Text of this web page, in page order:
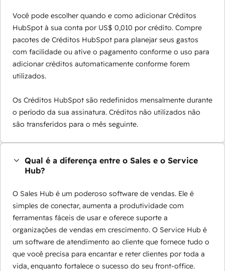
Você pode escolher quando e como adicionar Créditos
HubSpot à sua conta por US$ 0,010 por crédito. Compre
pacotes de Créditos HubSpot para planejar seus gastos
com facilidade ou ative o pagamento conforme o uso para
adicionar créditos automaticamente conforme forem
utilizados.
Os Créditos HubSpot são redefinidos mensalmente durante
o período da sua assinatura. Créditos não utilizados não
são transferidos para o mês seguinte.
Qual é a diferença entre o Sales e o Service
Hub?
O Sales Hub é um poderoso software de vendas. Ele é
simples de conectar, aumenta a produtividade com
ferramentas fáceis de usar e oferece suporte a
organizações de vendas em crescimento. O Service Hub é
um software de atendimento ao cliente que fornece tudo o
que você precisa para encantar e reter clientes por toda a
vida, enquanto fortalece o sucesso do seu front-office.